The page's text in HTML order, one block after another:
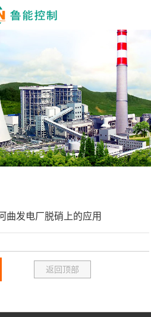
曲发电厂脱硝上的应用
返回顶部